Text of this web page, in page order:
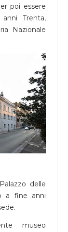
poi essere
Trenta,
Nazionale
delle
a fine anni
museo